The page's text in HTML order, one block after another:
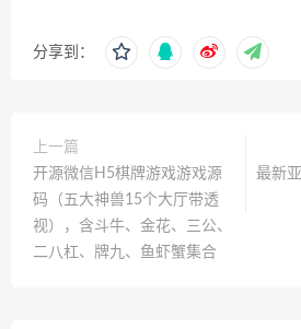
分享到：
上一篇
开源微信H5棋牌游戏游戏源
码（五大神兽15个大厅带透
视），含斗牛、金花、三公、
二八杠、牌九、鱼虾蟹集合
最新